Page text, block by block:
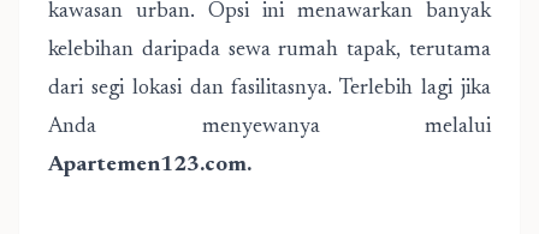
kawasan urban. Opsi ini menawarkan banyak
kelebihan daripada sewa rumah tapak, terutama
dari segi lokasi dan fasilitasnya. Terlebih lagi jika
Anda menyewanya melalui
Apartemen123.com.